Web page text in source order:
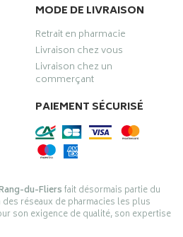
MODE DE LIVRAISON
Retrait en pharmacie
Livraison chez vous
Livraison chez un
commerçant
PAIEMENT SÉCURISÉ
du-Fliersfait désormais partie du
des réseaux de pharmacies les plus
son exigence de qualité, son expertise